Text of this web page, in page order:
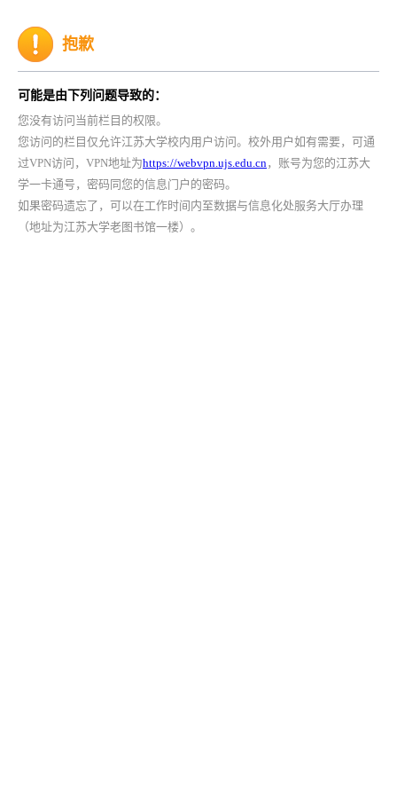
抱歉
可能是由下列问题导致的：
您没有访问当前栏目的权限。
您访问的栏目仅允许江苏大学校内用户访问。校外用户如有需要，可通
过VPN访问，VPN地址为https://webvpn.ujs.edu.cn，账号为您的江苏大
学一卡通号，密码同您的信息门户的密码。
如果密码遗忘了，可以在工作时间内至数据与信息化处服务大厅办理
（地址为江苏大学老图书馆一楼）。